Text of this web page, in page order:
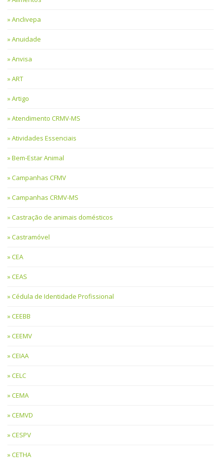
Anclivepa
Anuidade
Anvisa
ART
Artigo
Atendimento CRMV-MS
Atividades Essenciais
Bem-Estar Animal
Campanhas CFMV
Campanhas CRMV-MS
Castração de animais domésticos
Castramóvel
CEA
CEAS
Cédula de Identidade Profissional
CEEBB
CEEMV
CEIAA
CELC
CEMA
CEMVD
CESPV
CETHA